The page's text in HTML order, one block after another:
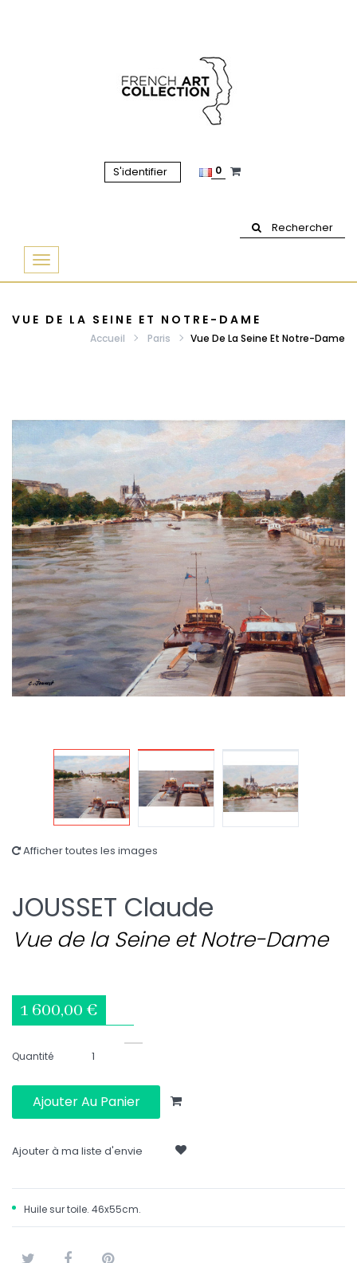
S'identifier 0
Rechercher
Basculer
la
VUE DE LA SEINE ET NOTRE-DAME
Accueil Paris Vue De La Seine Et Notre-Dame
Afficher toutes les images
JOUSSET Claude
Vue de la Seine et Notre-Dame
1 600,00 €
Quantité
Ajouter Au Panier
Ajouter à ma liste d'envie
Huile sur toile. 46x55cm.